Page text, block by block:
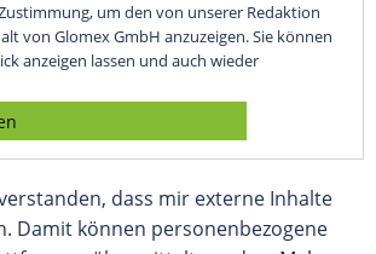
um den von unserer Redaktion
von Glomex GmbH anzuzeigen. Sie können
anzeigen lassen und auch wieder
dass mir externe Inhalte
Damit können personenbezogene